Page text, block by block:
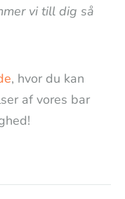
vi till dig så
, hvor du kan
af vores bar